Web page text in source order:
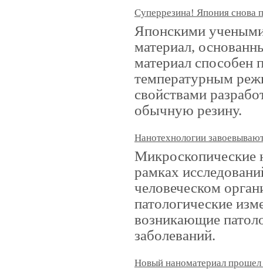
Суперрезина! Япония снова
Японскими учеными
материал,
материал способен
температурным
свойствами
обычную резину.
Нанотехнологии
Микроскопические
рамках
человеческом
патологические
возникающие
заболеваний.
Новый наноматериал